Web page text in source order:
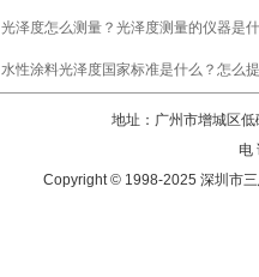
光泽度怎么测量？光泽度测量的仪器是
水性涂料光泽度国家标准是什么？怎么
地址：广州市增城区
电
Copyright © 1998-2025 深圳市